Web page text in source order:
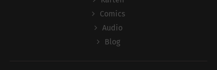
Comics
Audio
Blog